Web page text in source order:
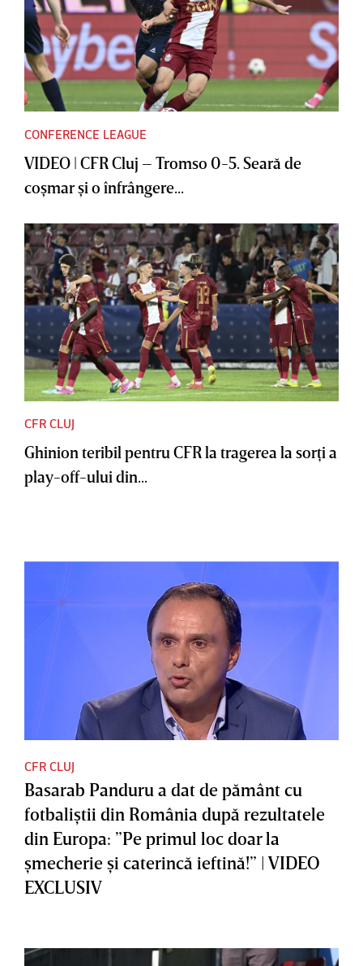
CONFERENCE LEAGUE
VIDEO | CFR Cluj – Tromso 0-5. Seară de
coşmar şi o înfrângere...
CFR CLUJ
Ghinion teribil pentru CFR la tragerea la sorţi a
play-off-ului din...
CFR CLUJ
Basarab Panduru a dat de pământ cu
fotbaliştii din România după rezultatele
din Europa: ”Pe primul loc doar la
şmecherie şi caterincă ieftină!” | VIDEO
EXCLUSIV